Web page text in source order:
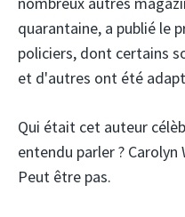
quarantaine, a publié le
policiers, dont certains
et d'autres ont été
Qui était cet auteur
entendu parler ? Carolyn
Peut être pas.